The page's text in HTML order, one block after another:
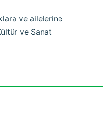
ve ailelerine
ve Sanat